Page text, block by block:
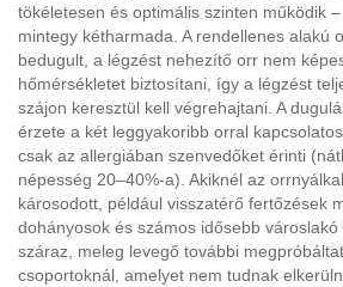
tökéletesen és optimális szinten működik
mintegy kétharmada. A rendellenes alakú
bedugult, a légzést nehezítő orr nem
hőmérsékletet biztosítani, így a légzést
szájon keresztül kell végrehajtani. A
érzete a két leggyakoribb orral
csak az allergiában szenvedőket érinti
népesség 20–40%-a). Akiknél az
károsodott, például visszatérő fertőzések
dohányosok és számos idősebb városlakó
száraz, meleg levegő további
csoportoknál, amelyet nem tudnak